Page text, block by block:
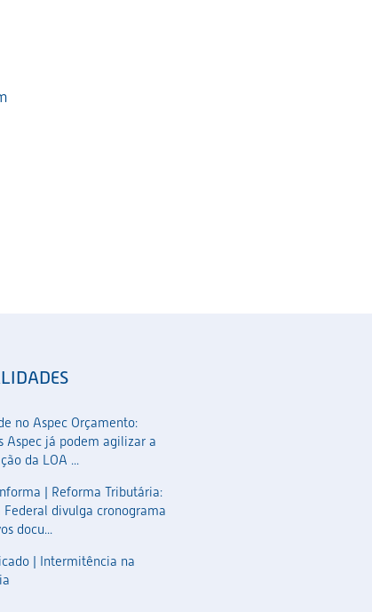
no Aspec Orçamento:
Aspec já podem agilizar a
da LOA ...
| Reforma Tributária:
Federal divulga cronograma
docu...
| Intermitência na